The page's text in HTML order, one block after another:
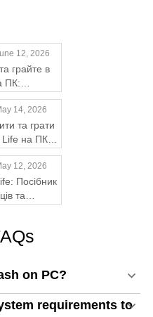
12, 2026
грайте в
ПК:
гайд
14, 2026
та грати
Life на ПК
MEmu
12, 2026
Посібник
та
on PC?
requirements to